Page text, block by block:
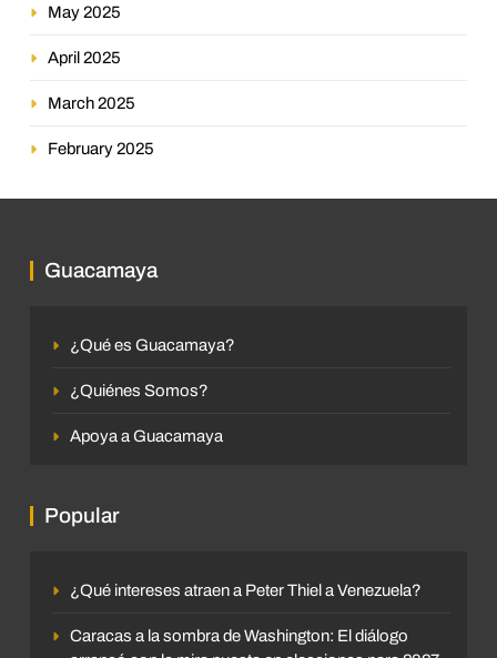
May 2025
April 2025
March 2025
February 2025
Guacamaya
¿Qué es Guacamaya?
¿Quiénes Somos?
Apoya a Guacamaya
Popular
¿Qué intereses atraen a Peter Thiel a Venezuela?
Caracas a la sombra de Washington: El diálogo